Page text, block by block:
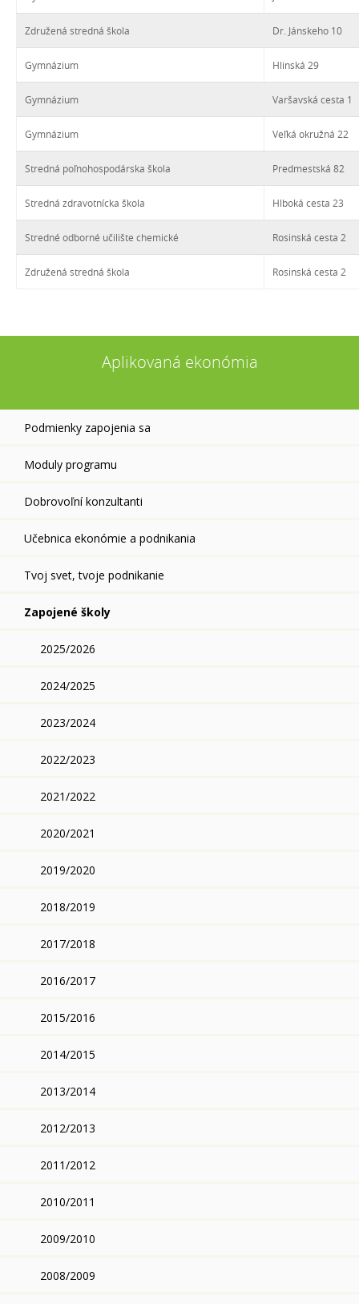
Združená stredná škola Dr. Jánskeho 10
Gymnázium Hlinská 29
Gymnázium Varšavská cesta 1
Gymnázium Veľká okružná 22
Stredná poľnohospodárska škola Predmestská 82
Stredná zdravotnícka škola Hlboká cesta 23
Stredné odborné učilište chemické Rosinská cesta 2
Združená stredná škola Rosinská cesta 2
Aplikovaná ekonómia
Podmienky zapojenia sa
Moduly programu
Dobrovoľní konzultanti
Učebnica ekonómie a podnikania
Tvoj svet, tvoje podnikanie
Zapojené školy
2025/2026
2024/2025
2023/2024
2022/2023
2021/2022
2020/2021
2019/2020
2018/2019
2017/2018
2016/2017
2015/2016
2014/2015
2013/2014
2012/2013
2011/2012
2010/2011
2009/2010
2008/2009